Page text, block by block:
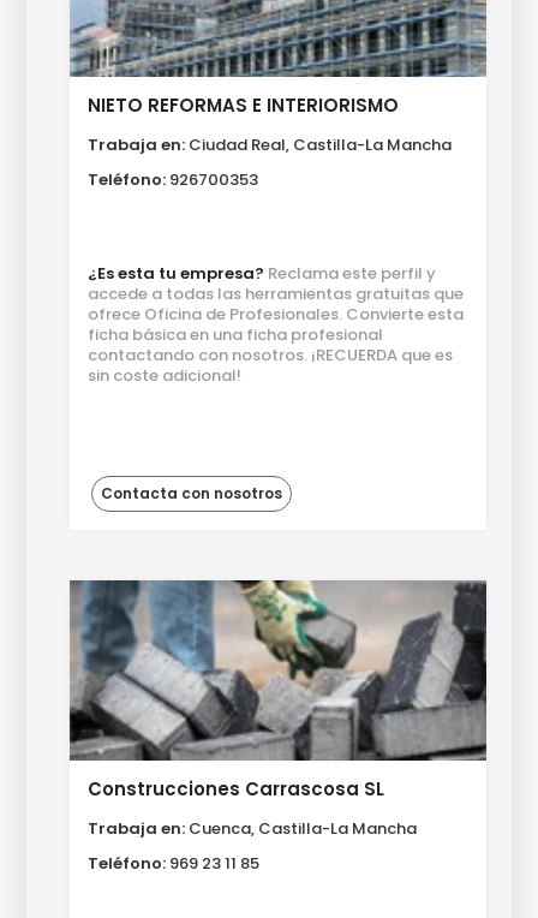
NIETO REFORMAS E INTERIORISMO
Trabaja en: Ciudad Real, Castilla-La Mancha
Teléfono: 926700353
¿Es esta tu empresa? Reclama este perfil y
accede a todas las herramientas gratuitas que
ofrece Oficina de Profesionales. Convierte esta
ficha básica en una ficha profesional
contactando con nosotros. ¡RECUERDA que es
sin coste adicional!
Contacta con nosotros
Construcciones Carrascosa SL
Trabaja en: Cuenca, Castilla-La Mancha
Teléfono: 969 23 11 85